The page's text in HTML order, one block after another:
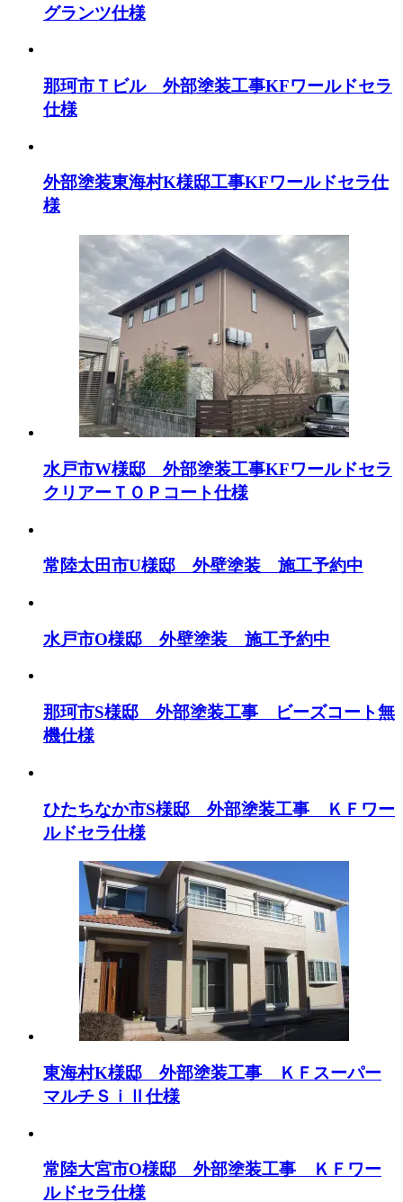
グランツ仕様
那珂市Ｔビル 外部塗装工事KFワールドセラ
仕様
外部塗装東海村K様邸工事KFワールドセラ仕
様
水戸市W様邸 外部塗装工事KFワールドセラ
クリアーＴＯＰコート仕様
常陸太田市U様邸 外壁塗装 施工予約中
水戸市O様邸 外壁塗装 施工予約中
那珂市S様邸 外部塗装工事 ビーズコート無
機仕様
ひたちなか市S様邸 外部塗装工事 ＫＦワー
ルドセラ仕様
東海村K様邸 外部塗装工事 ＫＦスーパー
マルチＳｉⅡ仕様
常陸大宮市O様邸 外部塗装工事 ＫＦワー
ルドセラ仕様